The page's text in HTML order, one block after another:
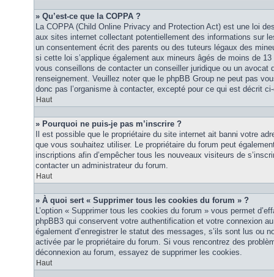
» Qu’est-ce que la COPPA ?
La COPPA (Child Online Privacy and Protection Act) est une loi
aux sites internet collectant potentiellement des informations sur
un consentement écrit des parents ou des tuteurs légaux des
si cette loi s’applique également aux mineurs âgés de moins de
vous conseillons de contacter un conseiller juridique ou un avocat
renseignement. Veuillez noter que le phpBB Group ne peut pas
donc pas l’organisme à contacter, excepté pour ce qui est décrit
Haut
» Pourquoi ne puis-je pas m’inscrire ?
Il est possible que le propriétaire du site internet ait banni votre
que vous souhaitez utiliser. Le propriétaire du forum peut
inscriptions afin d’empêcher tous les nouveaux visiteurs de
contacter un administrateur du forum.
Haut
» À quoi sert « Supprimer tous les cookies du forum » ?
L’option « Supprimer tous les cookies du forum » vous permet
phpBB3 qui conservent votre authentification et votre connexion
également d’enregistrer le statut des messages, s’ils sont lus ou
activée par le propriétaire du forum. Si vous rencontrez des
déconnexion au forum, essayez de supprimer les cookies.
Haut